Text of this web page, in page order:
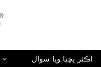
اڪثر پڇيا ويا سوال